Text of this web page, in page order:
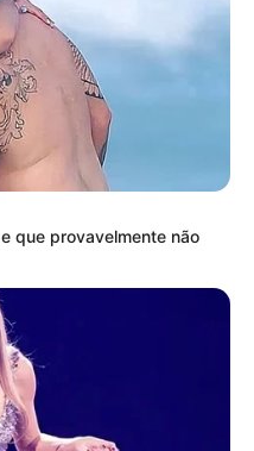
que provavelmente não